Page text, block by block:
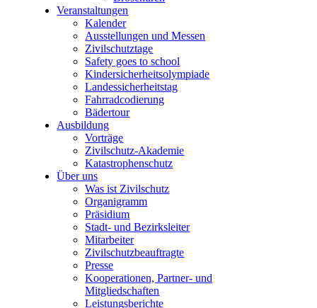
Veranstaltungen
Kalender
Ausstellungen und Messen
Zivilschutztage
Safety goes to school
Kindersicherheitsolympiade
Landessicherheitstag
Fahrradcodierung
Bädertour
Ausbildung
Vorträge
Zivilschutz-Akademie
Katastrophenschutz
Über uns
Was ist Zivilschutz
Organigramm
Präsidium
Stadt- und Bezirksleiter
Mitarbeiter
Zivilschutzbeauftragte
Presse
Kooperationen, Partner- und
Mitgliedschaften
Leistungsberichte